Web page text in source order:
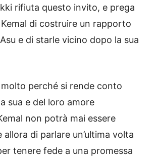
rifiuta questo invito, e prega
di costruire un rapporto
e di starle vicino dopo la sua
perché si rende conto
sua e del loro amore
non potrà mai essere
allora di parlare un’ultima volta
tenere fede a una promessa